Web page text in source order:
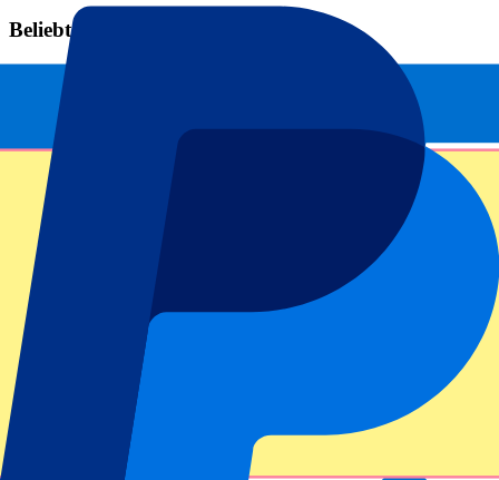
Beliebte Events
GP Spanien
GP Niederlande
GP Italien
GP Singapur
Alle Sportarten
Fußballligen
Champions League
Premier League